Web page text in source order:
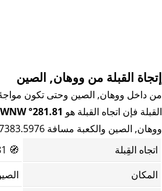
إتجاة القبلة من ووهان, الصين
من داخل ووهان, الصين وحتى تكون مواجهً
القبلة فإن اتجاه القبلة هو 281.81° WNW
ووهان, الصين والكعبة مسافة 7383.5976 كيلوا متر.
اتجاه القِبلة
🧭
المكان